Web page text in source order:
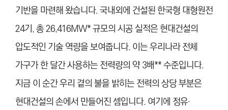
기반을 마련해 왔습니다. 국내외에 건설된 한국형 대형원전
24기, 총 26,416MW* 규모의 시공 실적은 현대건설의
압도적인 기술 역량을 보여줍니다. 이는 우리나라 전체
가구가 한 달간 사용하는 전력량의 약 3배** 수준입니다.
지금 이 순간 우리 곁의 불을 밝히는 전력의 상당 부분은
현대건설의 손에서 만들어진 셈입니다. 여기에 정유·